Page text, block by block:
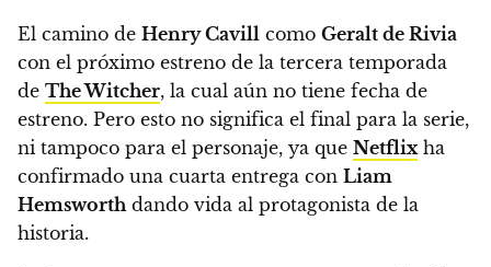
El camino de Henry Cavill como Geralt de Rivia
con el próximo estreno de la tercera temporada
de The Witcher, la cual aún no tiene fecha de
estreno. Pero esto no significa el final para la serie,
ni tampoco para el personaje, ya que Netflixha
confirmado una cuarta entrega con Liam
Hemsworthdando vida al protagonista de la
historia.